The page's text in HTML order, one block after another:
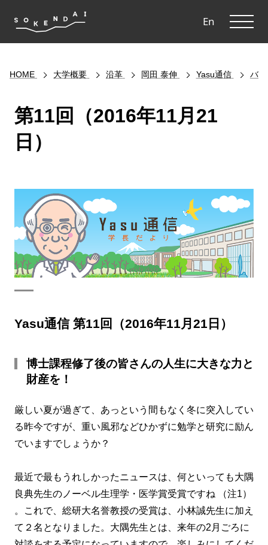
En
HOME 大学概要 沿革 岡田 泰伸 Yasu通信 バ
第11回（2016年11月21
日）
Yasu通信 第11回（2016年11月21日）
博士課程修了後の皆さんの人生に大きな力と
財産を！
厳しい夏が過ぎて、あっという間もなく冬に突入してい
る昨今ですが、重い風邪などひかずに勉学と研究に励ん
でいますでしょうか？
最近で最もうれしかったニュースは、何といっても大隅
良典先生のノーベル生理学・医学賞受賞ですね （注1）
。これで、総研大名誉教授の受賞は、小林誠先生に加え
て２名となりました。大隅先生とは、来年の2月ごろに